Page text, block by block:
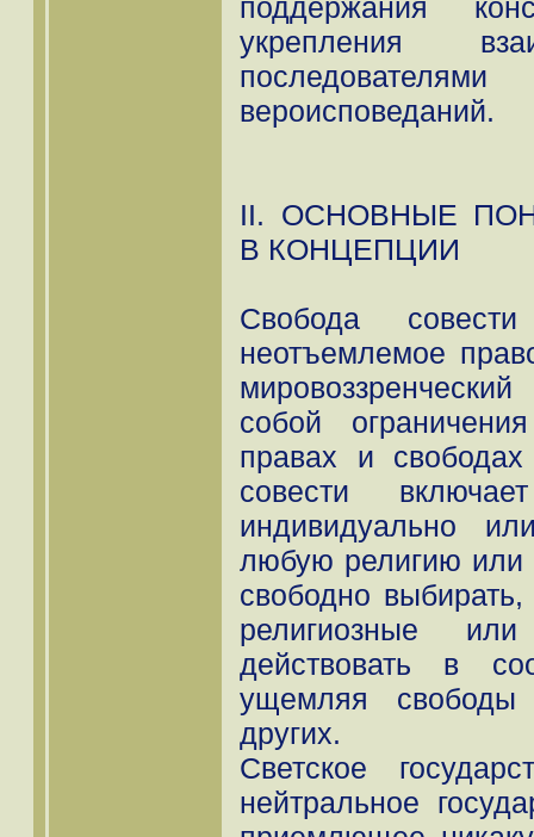
поддержания
укрепления
вероисповеданий.
II. ОСНОВНЫЕ
В КОНЦЕПЦИИ
Свобода
неотъемлемое
собой
правах и
совести
индивидуально
любую религию или
свободно
религиозные
действовать в
ущемляя свободы
других.
Светское
нейтральное